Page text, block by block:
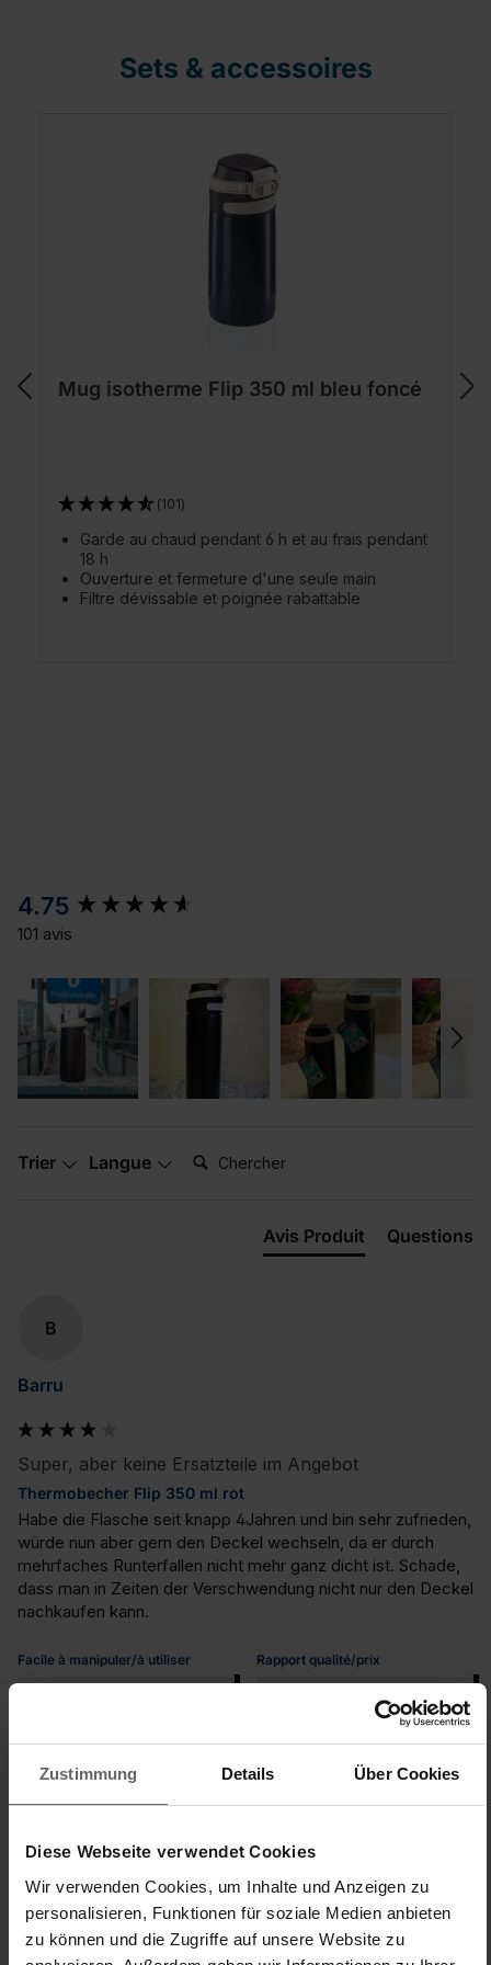
Zustimmung Details Über Cookies
Diese Webseite verwendet Cookies
Wir verwenden Cookies, um Inhalte und Anzeigen zu
personalisieren, Funktionen für soziale Medien anbieten
zu können und die Zugriffe auf unsere Website zu
Sets & accessoires
Mug isotherme Flip 350 ml bleu foncé
(101)
Garde au chaud pendant 6 h et au frais pendant
18 h
Ouverture et fermeture d'une seule main
Filtre dévissable et poignée rabattable
4.75
101 avis
Trier Langue Chercher:
Avis Produit Questions
B
Barru
Super, aber keine Ersatzteile im Angebot
Thermobecher Flip 350 ml rot
Habe die Flasche seit knapp 4Jahren und bin sehr zufrieden,
würde nun aber gern den Deckel wechseln, da er durch
mehrfaches Runterfallen nicht mehr ganz dicht ist. Schade,
dass man in Zeiten der Verschwendung nicht nur den Deckel
nachkaufen kann.
Facile à manipuler/à utiliser Rapport qualité/prix
New content loaded